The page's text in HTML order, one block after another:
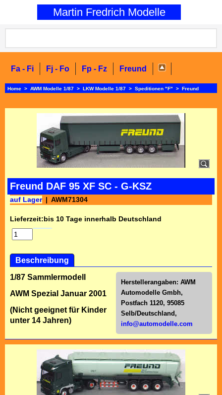
Martin Fredrich Modelle
Fa - Fi Fj - Fo Fp - Fz Freund
Home > AWM Modelle 1/87 > LKW Modelle 1/87 > Speditionen "F" > Freund
Freund DAF 95 XF SC - G-KSZ
auf Lager AWM71304
Lieferzeit:bis 10 Tage innerhalb Deutschland
Beschreibung
Herstellerangaben: AWM
Automodelle Gmbh,
Postfach 1120, 95085
Selb/Deutschl and,
info@automodelle.com
1/87 Sammlermodell
AWM Spezial Januar 2001
(Nicht geeignet für Kinder
unter 14 Jahren)